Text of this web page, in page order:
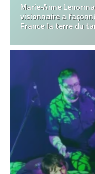
Marie‑Anne
visionnaire a
France la terre du